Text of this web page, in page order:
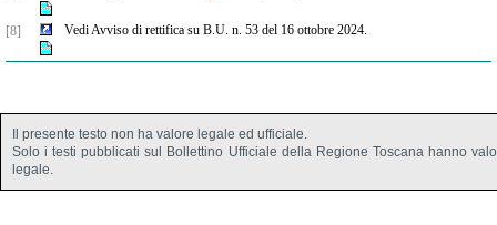
[8] Vedi Avviso di rettifica su B.U. n. 53 del 16 ottobre 2024.
Il presente testo non ha valore legale ed ufficiale.
Solo i testi pubblicati sul Bollettino Ufficiale della Regione Toscana hanno
legale.